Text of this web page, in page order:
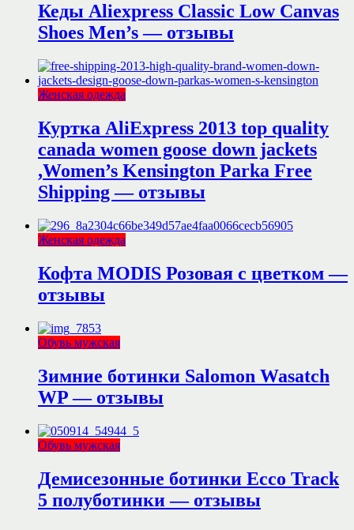
Кеды Aliexpress Classic Low Canvas
Shoes Men’s — отзывы
Женская одежда
Куртка AliExpress 2013 top quality
canada women goose down jackets
,Women’s Kensington Parka Free
Shipping — отзывы
Женская одежда
Кофта MODIS Розовая с цветком —
отзывы
Обувь мужская
Зимние ботинки Salomon Wasatch
WP — отзывы
Обувь мужская
Демисезонные ботинки Ecco Track
5 полуботинки — отзывы